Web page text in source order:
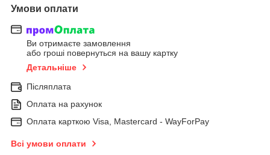
Умови оплати
Ви отримаєте замовлення
або гроші повернуться на вашу картку
Детальніше
Післяплата
Оплата на рахунок
Оплата карткою Visa, Mastercard - WayForPay
Всі умови оплати